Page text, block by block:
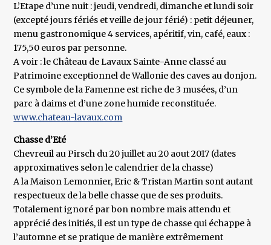
L’Etape d’une nuit : jeudi, vendredi, dimanche et lundi soir
(excepté jours fériés et veille de jour férié) : petit déjeuner,
menu gastronomique 4 services, apéritif, vin, café, eaux :
175,50 euros par personne.
A voir : le Château de Lavaux Sainte-Anne classé au
Patrimoine exceptionnel de Wallonie des caves au donjon.
Ce symbole de la Famenne est riche de 3 musées, d’un
parc à daims et d’une zone humide reconstituée.
www.chateau-lavaux.com
Chasse d’Eté
Chevreuil au Pirsch du 20 juillet au 20 aout 2017 (dates
approximatives selon le calendrier de la chasse)
A la Maison Lemonnier, Eric & Tristan Martin sont autant
respectueux de la belle chasse que de ses produits.
Totalement ignoré par bon nombre mais attendu et
apprécié des initiés, il est un type de chasse qui échappe à
l’automne et se pratique de manière extrêmement